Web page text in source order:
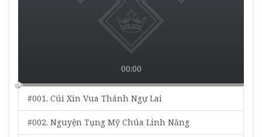
00:00
#001. Cúi Xin Vua Thánh Ngự Lai
#002. Nguyện Tụng Mỹ Chúa Linh Năng